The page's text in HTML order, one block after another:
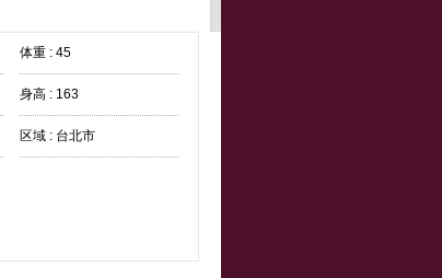
体重 : 45
身高 : 163
区域 : 台北市